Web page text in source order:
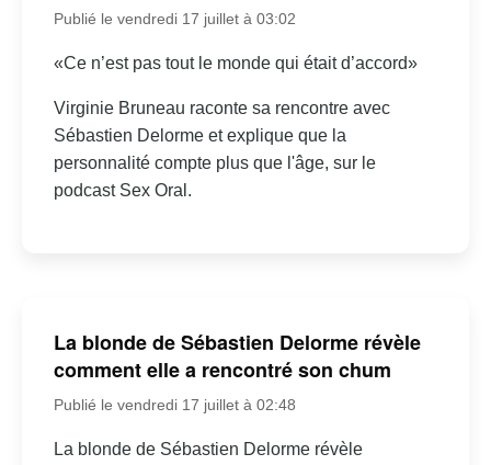
Publié le vendredi 17 juillet à 03:02
«Ce n’est pas tout le monde qui était d’accord»
Virginie Bruneau raconte sa rencontre avec
Sébastien Delorme et explique que la
personnalité compte plus que l'âge, sur le
podcast Sex Oral.
La blonde de Sébastien Delorme révèle
comment elle a rencontré son chum
Publié le vendredi 17 juillet à 02:48
La blonde de Sébastien Delorme révèle